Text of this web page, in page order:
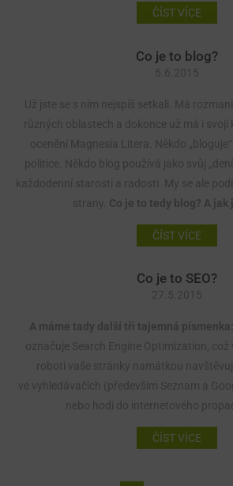
ČÍST VÍCE
Co je to blog?
5.6.2015
Už jste se s ním nejspíš setkali. Má
různých oblastech a dokonce už má i
ocenění Magnesia Litera. Někdo
politice. Někdo blog používá jako svůj
každodenní starosti a radosti. My se ale
strany. Co je to tedy blog? A jak
ČÍST VÍCE
Co je to SEO?
27.5.2015
A máme tady další tři tajemná písmenka:
označuje Search Engine Optimization, což
roboti vaše stránky namátkou
ve vyhledávačích (především Seznam a
nebo hodí do internetového
ČÍST VÍCE